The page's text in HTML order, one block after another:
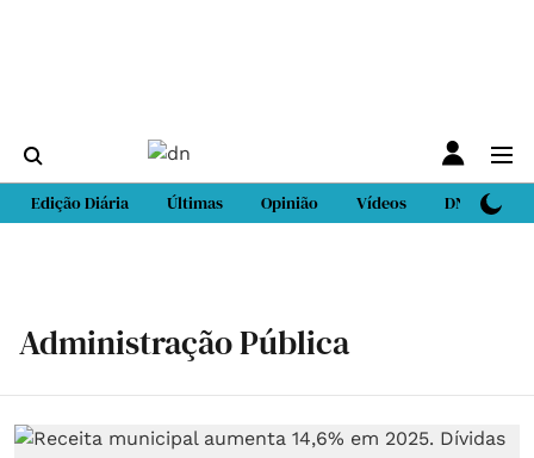
Edição Diária Últimas Opinião Vídeos DN Sport
Administração Pública